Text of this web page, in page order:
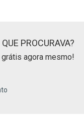
PROCURAVA?
agora mesmo!